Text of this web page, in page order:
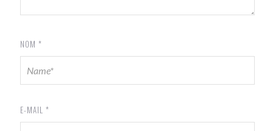
NOM *
E-MAIL *